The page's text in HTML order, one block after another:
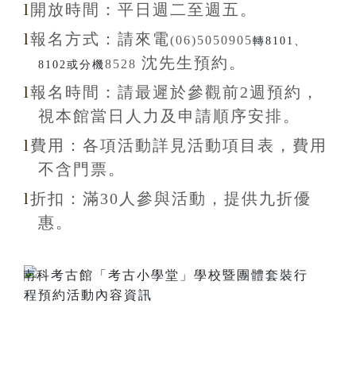
l 開放時間： 平日週二至週五。
l報名方式： 請來電(06)5050905轉8101、
8102或分機8528 沈先生預約。
l報名 時間： 請最遲於參觀前2週預約，
視本館當日人力及申請順序安排。
l 費用：各項活動詳見活動項目表，費用
不含 門票。
l折扣 ：滿30 人參與活動，提供九折優
惠 。